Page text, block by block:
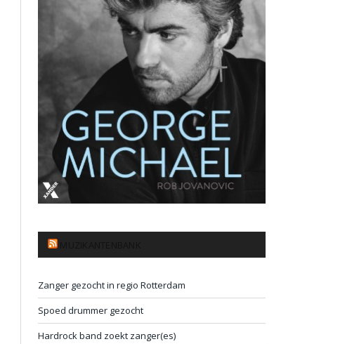
Zanger gezocht in regio Rotterdam
Spoed drummer gezocht
Hardrock band zoekt zanger(es)